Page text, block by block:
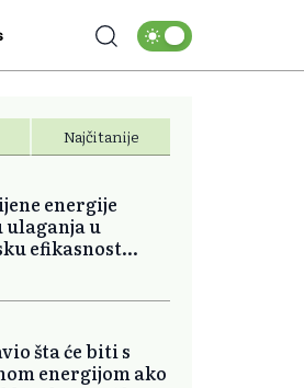
Najčitanije
energije
ulaganja u
efikasnost
šta će biti s
energijom ako